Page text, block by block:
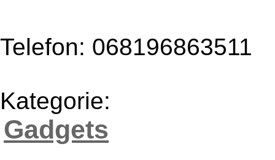
Telefon: 068196863511
Kategorie:
Gadgets